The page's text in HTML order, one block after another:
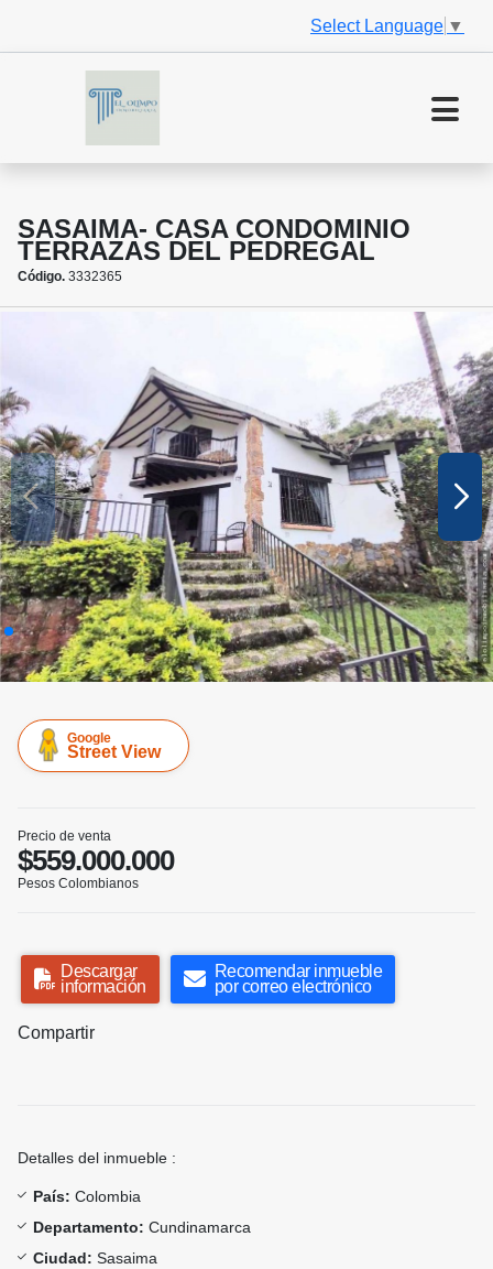
Select Language ▼
SASAIMA- CASA CONDOMINIO
TERRAZAS DEL PEDREGAL
Código. 3332365
Google
Street View
Precio de venta
$559.000.000
Pesos Colombianos
Descargar
información
Recomendar inmueble
por correo electrónico
Compartir
Detalles del inmueble :
País: Colombia
Departamento: Cundinamarca
Ciudad: Sasaima